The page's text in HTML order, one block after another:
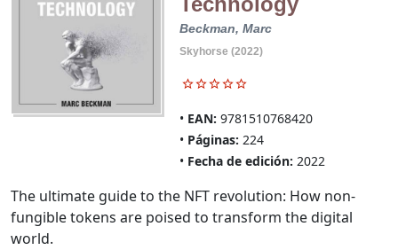
Beckman, Marc
Skyhorse (2022)
EAN: 9781510768420
Páginas: 224
Fecha de edición: 2022
The ultimate guide to the NFT revolution: How non-
fungible tokens are poised to transform the digital
world.